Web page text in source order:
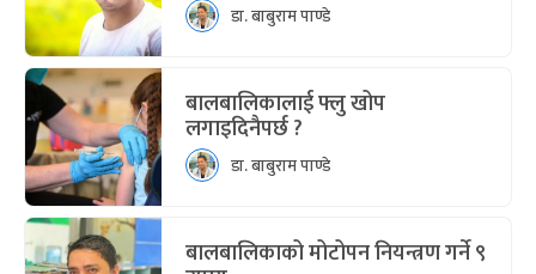
डा. बाबुराम पाण्डे
बालबालिकालाई फ्लु खोप
लगाइदिनैपर्छ ?
डा. बाबुराम पाण्डे
बालबालिकाको मोटोपन नियन्त्रण गर्ने ९